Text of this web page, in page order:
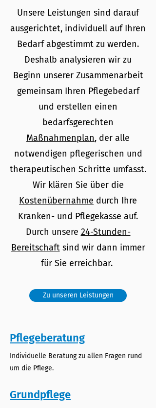
Unsere Leistungen sind darauf
ausgerichtet, individuell auf Ihren
Bedarf abgestimmt zu werden.
Deshalb analysieren wir zu
Beginn unserer Zusammenarbeit
gemeinsam Ihren Pflegebedarf
und erstellen einen
bedarfsgerechten
Maßnahmenplan, der alle
notwendigen pflegerischen und
therapeutischen Schritte umfasst.
Wir klären Sie über die
Kostenübernahme durch Ihre
Kranken- und Pflegekasse auf.
Durch unsere 24-Stunden-
Bereitschaftsind wir dann immer
für Sie erreichbar.
Zu unseren Leistungen
Pflegeberatung
Individuelle Beratung zu allen Fragen rund
um die Pflege.
Grundpflege